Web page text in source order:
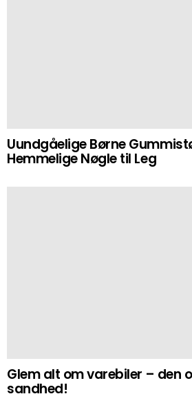
Uundgåelige Børne
Hemmelige Nøgle til Leg
Glem alt om varebiler – den
sandhed!